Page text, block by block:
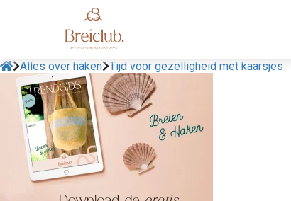
Alles over haken Tijd voor gezelligheid met kaarsjes